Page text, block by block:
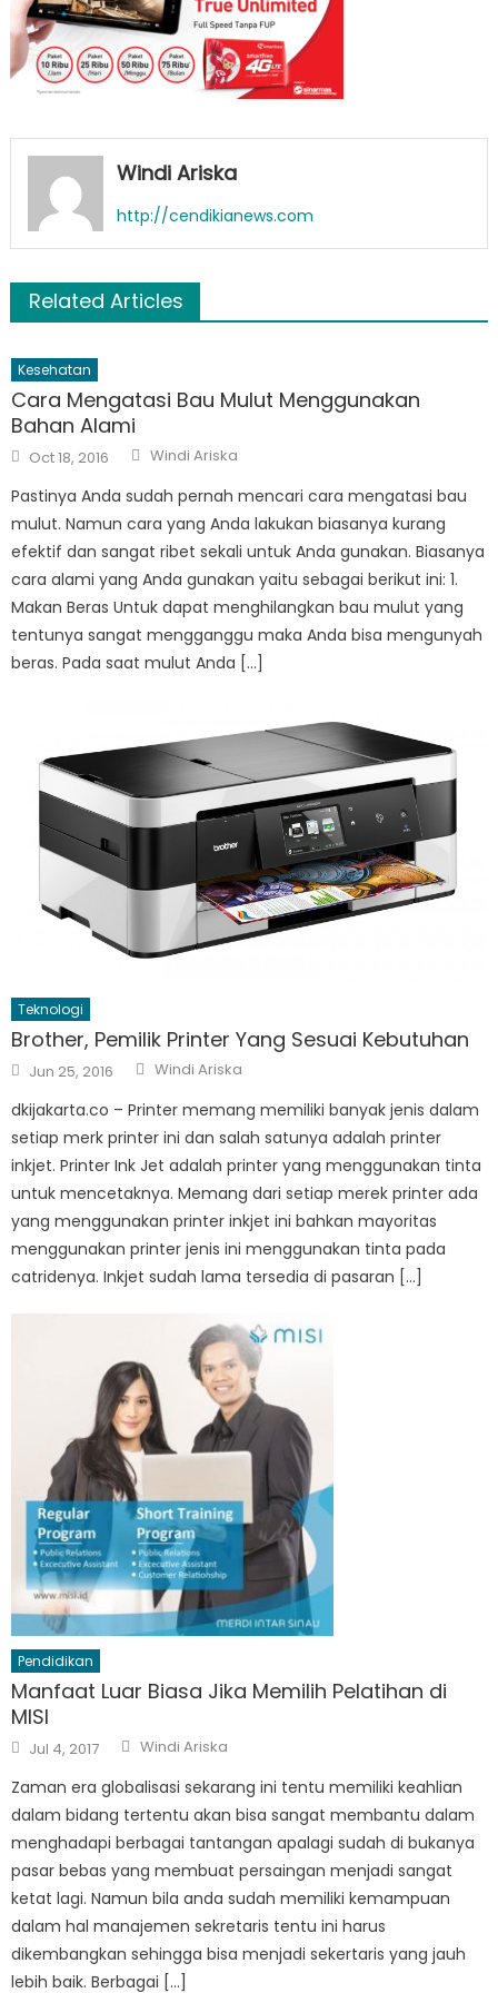
Windi Ariska
http://cendikianews.com
Related Articles
Kesehatan
Cara Mengatasi Bau Mulut Menggunakan
Bahan Alami
Posted
on
Oct 18, 2016 Author
Windi Ariska
Pastinya Anda sudah pernah mencari cara mengatasi bau
mulut. Namun cara yang Anda lakukan biasanya kurang
efektif dan sangat ribet sekali untuk Anda gunakan. Biasanya
cara alami yang Anda gunakan yaitu sebagai berikut ini: 1.
Makan Beras Untuk dapat menghilangkan bau mulut yang
tentunya sangat mengganggu maka Anda bisa mengunyah
beras. Pada saat mulut Anda […]
Teknologi
Brother, Pemilik Printer Yang Sesuai Kebutuhan
Posted
on
Jun 25, 2016 Author
Windi Ariska
dkijakarta.co – Printer memang memiliki banyak jenis dalam
setiap merk printer ini dan salah satunya adalah printer
inkjet. Printer Ink Jet adalah printer yang menggunakan tinta
untuk mencetaknya. Memang dari setiap merek printer ada
yang menggunakan printer inkjet ini bahkan mayoritas
menggunakan printer jenis ini menggunakan tinta pada
catridenya. Inkjet sudah lama tersedia di pasaran […]
Pendidikan
Manfaat Luar Biasa Jika Memilih Pelatihan di
MISI
Posted
on
Jul 4, 2017 Author
Windi Ariska
Zaman era globalisasi sekarang ini tentu memiliki keahlian
dalam bidang tertentu akan bisa sangat membantu dalam
menghadapi berbagai tantangan apalagi sudah di bukanya
pasar bebas yang membuat persaingan menjadi sangat
ketat lagi. Namun bila anda sudah memiliki kemampuan
dalam hal manajemen sekretaris tentu ini harus
dikembangkan sehingga bisa menjadi sekertaris yang jauh
lebih baik. Berbagai […]